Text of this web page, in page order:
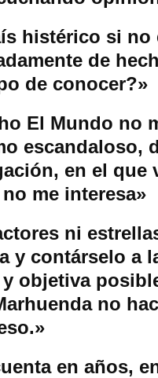
histérico si no
de
de conocer?»
El Mundo no
escandaloso,
en el que
me interesa»
ni
y contárselo a
objetiva
no
en años,